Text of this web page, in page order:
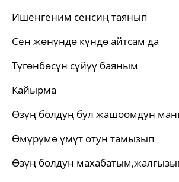
Ишенгеним сенсиң таянып
Сен жөнүндө күндө айтсам да
Түгөнбөсүн сүйүү баяным
Кайырма
Өзүң болдуң бул жашоомдун
Өмүрүмө үмүт отун тамызып
Өзүң болдун